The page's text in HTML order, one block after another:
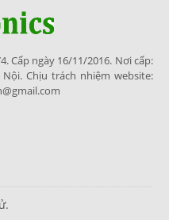
Cấp ngày 16/11/2016. Nơi cấp:
Chịu trách nhiệm website: